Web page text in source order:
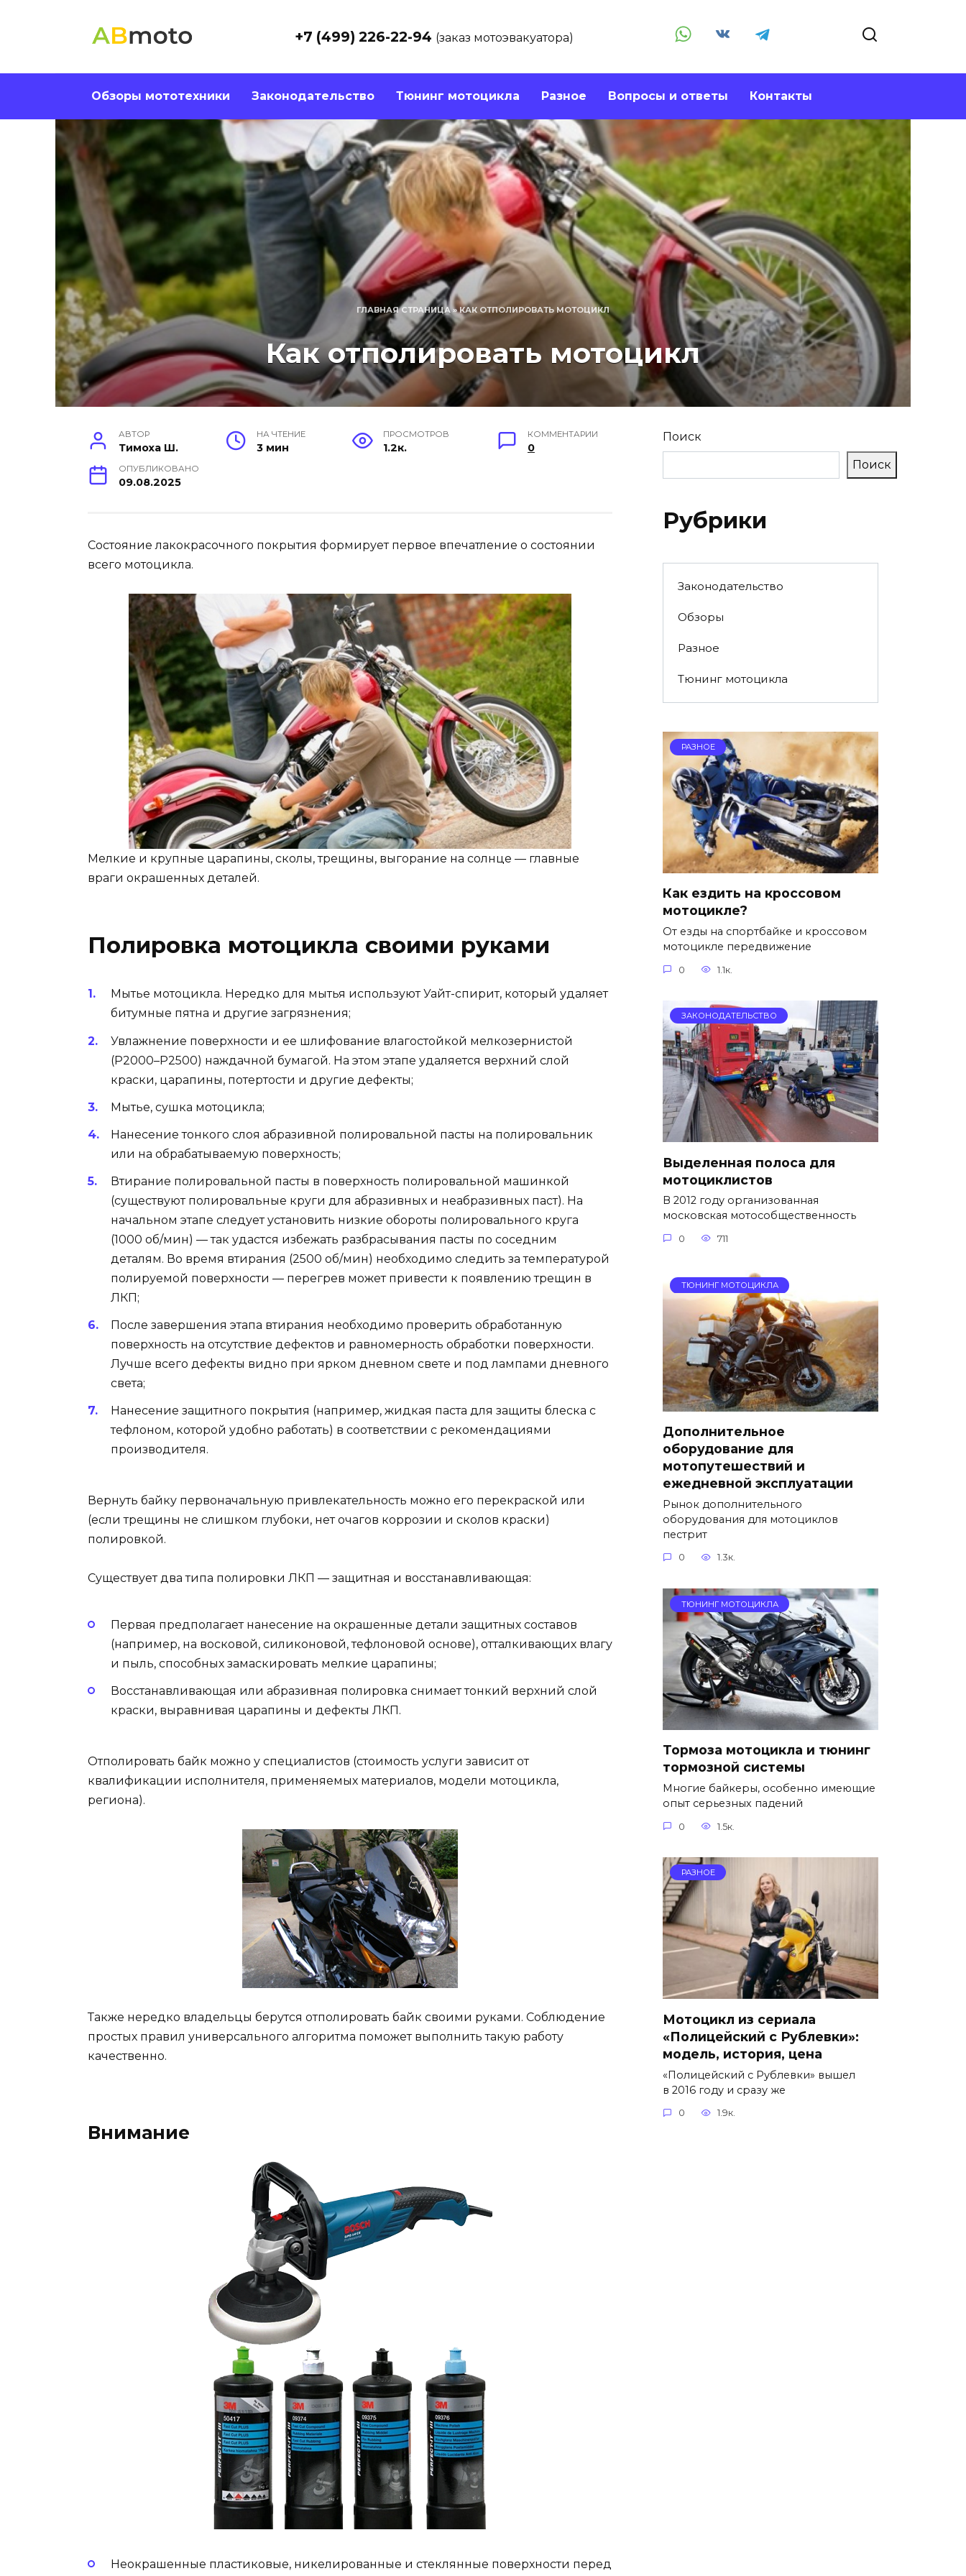
+7 (499) 226-22-94 (заказ мотоэвакуатора)
Обзоры мототехники Законодательство Тюнинг мотоцикла Разное Вопросы и ответы Контакты
ГЛАВНАЯ СТРАНИЦА»КАК ОТПОЛИРОВАТЬ МОТОЦИКЛ
Как отполировать мотоцикл
АВТОР
Тимоха Ш.
НА ЧТЕНИЕ
3 мин
ПРОСМОТРОВ
1.2к.
КОММЕНТАРИИ
0
ОПУБЛИКОВАНО
09.08.2025
Состояние лакокрасочного покрытия формирует первое впечатление о состоянии
всего мотоцикла.
Мелкие и крупные царапины, сколы, трещины, выгорание на солнце — главные
враги окрашенных деталей.
Полировка мотоцикла своими руками
Мытье мотоцикла. Нередко для мытья используют Уайт-спирит, который удаляет
битумные пятна и другие загрязнения;
Увлажнение поверхности и ее шлифование влагостойкой мелкозернистой
(Р2000–Р2500) наждачной бумагой. На этом этапе удаляется верхний слой
краски, царапины, потертости и другие дефекты;
Мытье, сушка мотоцикла;
Нанесение тонкого слоя абразивной полировальной пасты на полировальник
или на обрабатываемую поверхность;
Втирание полировальной пасты в поверхность полировальной машинкой
(существуют полировальные круги для абразивных и неабразивных паст). На
начальном этапе следует установить низкие обороты полировального круга
(1000 об/мин) — так удастся избежать разбрасывания пасты по соседним
деталям. Во время втирания (2500 об/мин) необходимо следить за температурой
полируемой поверхности — перегрев может привести к появлению трещин в
ЛКП;
После завершения этапа втирания необходимо проверить обработанную
поверхность на отсутствие дефектов и равномерность обработки поверхности.
Лучше всего дефекты видно при ярком дневном свете и под лампами дневного
света;
Нанесение защитного покрытия (например, жидкая паста для защиты блеска с
тефлоном, которой удобно работать) в соответствии с рекомендациями
производителя.
Вернуть байку первоначальную привлекательность можно его перекраской или
(если трещины не слишком глубоки, нет очагов коррозии и сколов краски)
полировкой.
Существует два типа полировки ЛКП — защитная и восстанавливающая:
Первая предполагает нанесение на окрашенные детали защитных составов
(например, на восковой, силиконовой, тефлоновой основе), отталкивающих влагу
и пыль, способных замаскировать мелкие царапины;
Восстанавливающая или абразивная полировка снимает тонкий верхний слой
краски, выравнивая царапины и дефекты ЛКП.
Отполировать байк можно у специалистов (стоимость услуги зависит от
квалификации исполнителя, применяемых материалов, модели мотоцикла,
региона).
Также нередко владельцы берутся отполировать байк своими руками. Соблюдение
простых правил универсального алгоритма поможет выполнить такую работу
качественно.
Внимание
Неокрашенные пластиковые, никелированные и стеклянные поверхности перед
Поиск
Поиск
Рубрики
Законодательство
Обзоры
Разное
Тюнинг мотоцикла
РАЗНОЕ
Как ездить на кроссовом
мотоцикле?
От езды на спортбайке и кроссовом
мотоцикле передвижение
0 1.1к.
ЗАКОНОДАТЕЛЬСТВО
Выделенная полоса для
мотоциклистов
В 2012 году организованная
московская мотособщественность
0 711
ТЮНИНГ МОТОЦИКЛА
Дополнительное
оборудование для
мотопутешествий и
ежедневной эксплуатации
Рынок дополнительного
оборудования для мотоциклов
пестрит
0 1.3к.
ТЮНИНГ МОТОЦИКЛА
Тормоза мотоцикла и тюнинг
тормозной системы
Многие байкеры, особенно имеющие
опыт серьезных падений
0 1.5к.
РАЗНОЕ
Мотоцикл из сериала
«Полицейский с Рублевки»:
модель, история, цена
«Полицейский с Рублевки» вышел
в 2016 году и сразу же
0 1.9к.